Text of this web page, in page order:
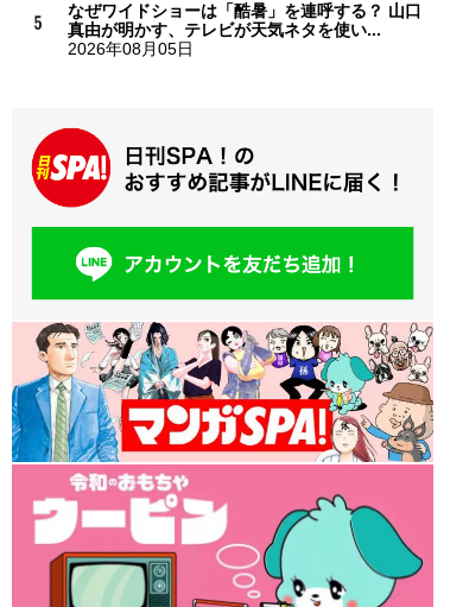
なぜワイドショーは「酷暑」を連呼する？ 山口
真由が明かす、テレビが天気ネタを使い...
2026年08月05日